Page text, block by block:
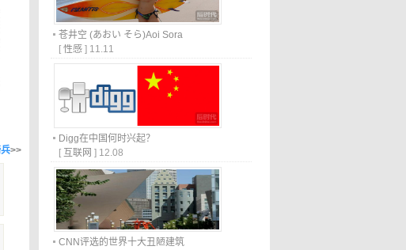
>>
苍井空 (あおい そら)Aoi Sora
[ 性感 ] 11.11
Digg在中国何时兴起？
[ 互联网 ] 12.08
CNN评选的世界十大丑陋建筑